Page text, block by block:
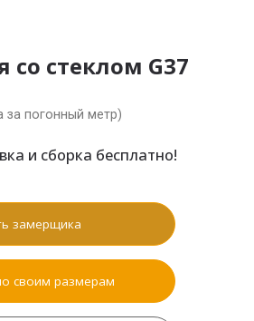
со стеклом G37
за погонный метр)
и сборка бесплатно!
замерщика
своим размерам